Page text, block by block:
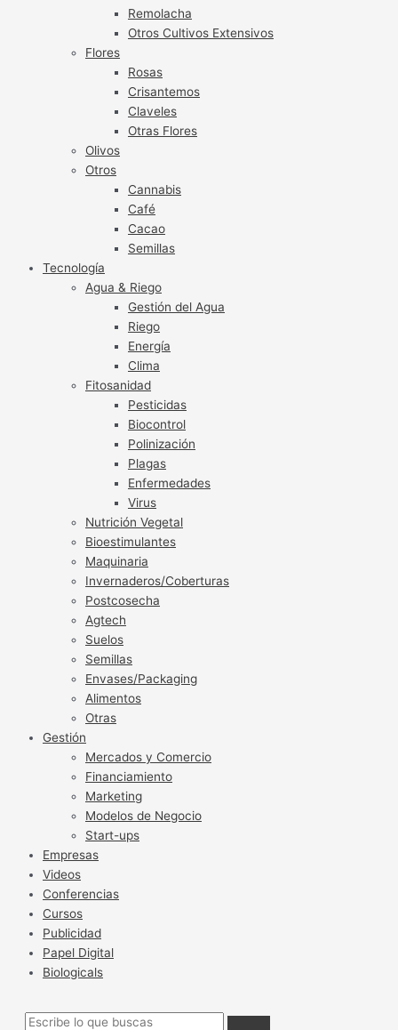
Remolacha
Otros Cultivos Extensivos
Flores
Rosas
Crisantemos
Claveles
Otras Flores
Olivos
Otros
Cannabis
Café
Cacao
Semillas
Tecnología
Agua & Riego
Gestión del Agua
Riego
Energía
Clima
Fitosanidad
Pesticidas
Biocontrol
Polinización
Plagas
Enfermedades
Virus
Nutrición Vegetal
Bioestimulantes
Maquinaria
Invernaderos/Coberturas
Postcosecha
Agtech
Suelos
Semillas
Envases/Packaging
Alimentos
Otras
Gestión
Mercados y Comercio
Financiamiento
Marketing
Modelos de Negocio
Start-ups
Empresas
Videos
Conferencias
Cursos
Publicidad
Papel Digital
Biologicals